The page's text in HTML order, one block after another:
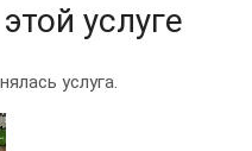
услуге
услуга.